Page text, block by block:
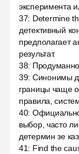
эксперимента
37: Determine
детективный
предполагает
результат.
38:
39: Синонимы
границы чаще о
правила,
40:
выбор, часто
детермин зе
41: Find the